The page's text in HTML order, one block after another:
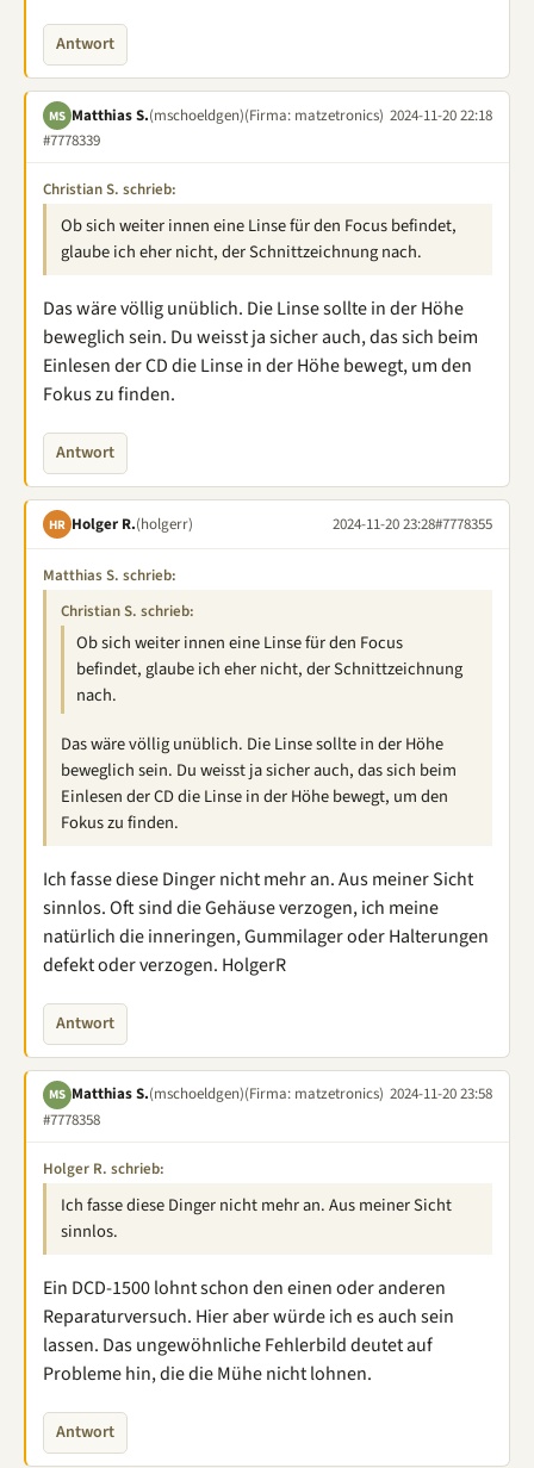
Antwort
MS Matthias S.(mschoeldgen)(Firma: matzetronics) 2024-11-20 22:18
#7778339
Christian S. schrieb:
Ob sich weiter innen eine Linse für den Focus befindet,
glaube ich eher nicht, der Schnittzeichnung nach.
Das wäre völlig unüblich. Die Linse sollte in der Höhe
beweglich sein. Du weisst ja sicher auch, das sich beim
Einlesen der CD die Linse in der Höhe bewegt, um den
Fokus zu finden.
Antwort
HR Holger R.(holgerr) 2024-11-20 23:28#7778355
Matthias S. schrieb:
Christian S. schrieb:
Ob sich weiter innen eine Linse für den Focus
befindet, glaube ich eher nicht, der Schnittzeichnung
nach.
Das wäre völlig unüblich. Die Linse sollte in der Höhe
beweglich sein. Du weisst ja sicher auch, das sich beim
Einlesen der CD die Linse in der Höhe bewegt, um den
Fokus zu finden.
Ich fasse diese Dinger nicht mehr an. Aus meiner Sicht
sinnlos. Oft sind die Gehäuse verzogen, ich meine
natürlich die inneringen, Gummilager oder Halterungen
defekt oder verzogen. HolgerR
Antwort
MS Matthias S.(mschoeldgen)(Firma: matzetronics) 2024-11-20 23:58
#7778358
Holger R. schrieb:
Ich fasse diese Dinger nicht mehr an. Aus meiner Sicht
sinnlos.
Ein DCD-1500 lohnt schon den einen oder anderen
Reparaturversuch. Hier aber würde ich es auch sein
lassen. Das ungewöhnliche Fehlerbild deutet auf
Probleme hin, die die Mühe nicht lohnen.
Antwort